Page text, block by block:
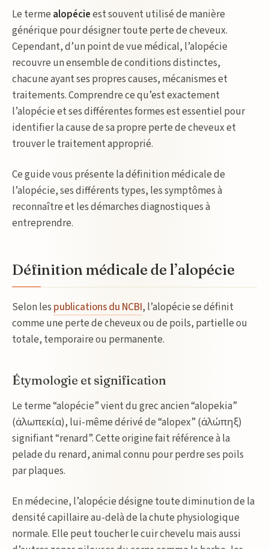
Le terme alopécieest souvent utilisé de manière
générique pour désigner toute perte de cheveux.
Cependant, d’un point de vue médical, l’alopécie
recouvre un ensemble de conditions distinctes,
chacune ayant ses propres causes, mécanismes et
traitements. Comprendre ce qu’est exactement
l’alopécie et ses différentes formes est essentiel pour
identifier la cause de sa propre perte de cheveux et
trouver le traitement approprié.
Ce guide vous présente la définition médicale de
l’alopécie, ses différents types, les symptômes à
reconnaître et les démarches diagnostiques à
entreprendre.
Définition médicale de l’alopécie
Selon les publications du NCBI, l’alopécie se définit
comme une perte de cheveux ou de poils, partielle ou
totale, temporaire ou permanente.
Étymologie et signification
Le terme “alopécie” vient du grec ancien “alopekia”
(ἀλωπεκία), lui-même dérivé de “alopex” (ἀλώπηξ)
signifiant “renard”. Cette origine fait référence à la
pelade du renard, animal connu pour perdre ses poils
par plaques.
En médecine, l’alopécie désigne toute diminution de la
densité capillaire au-delà de la chute physiologique
normale. Elle peut toucher le cuir chevelu mais aussi